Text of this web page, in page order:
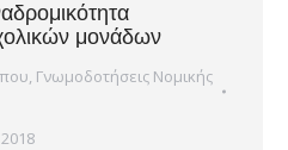
μονάδων
, Γνωμοδοτήσεις Νομικής